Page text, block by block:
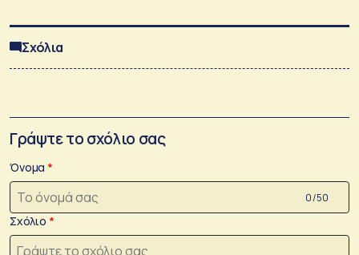
Σχόλια
Γράψτε το σχόλιο σας
Όνομα
0 /50
Σχόλιο